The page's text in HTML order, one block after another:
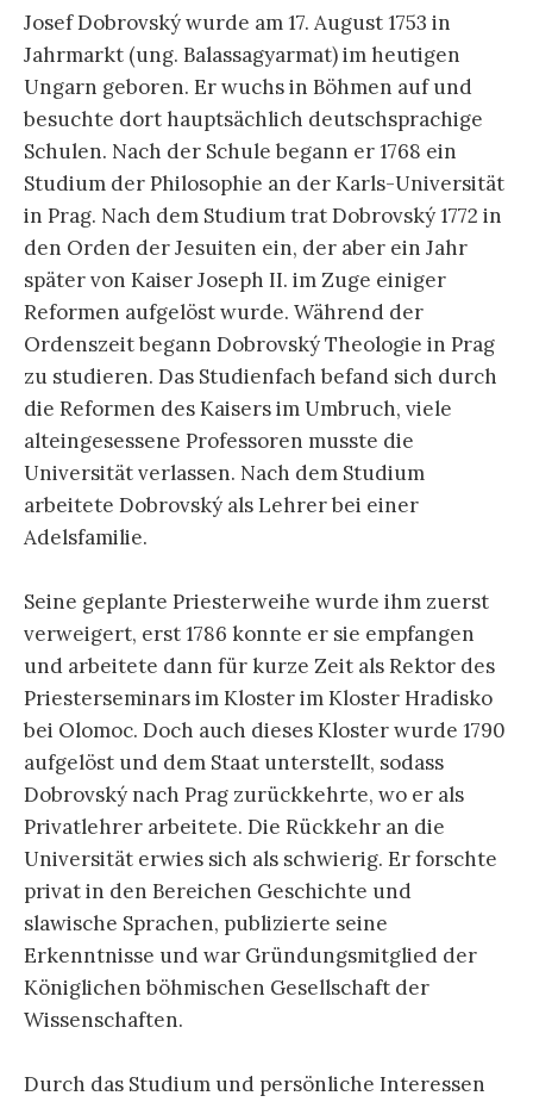
Josef Dobrovský wurde am 17. August 1753 in
Jahrmarkt (ung. Balassagyarmat) im heutigen
Ungarn geboren. Er wuchs in Böhmen auf und
besuchte dort hauptsächlich deutschsprachige
Schulen. Nach der Schule begann er 1768 ein
Studium der Philosophie an der Karls-Universität
in Prag. Nach dem Studium trat Dobrovský 1772 in
den Orden der Jesuiten ein, der aber ein Jahr
später von Kaiser Joseph II. im Zuge einiger
Reformen aufgelöst wurde. Während der
Ordenszeit begann Dobrovský Theologie in Prag
zu studieren. Das Studienfach befand sich durch
die Reformen des Kaisers im Umbruch, viele
alteingesessene Professoren musste die
Universität verlassen. Nach dem Studium
arbeitete Dobrovský als Lehrer bei einer
Adelsfamilie.
Seine geplante Priesterweihe wurde ihm zuerst
verweigert, erst 1786 konnte er sie empfangen
und arbeitete dann für kurze Zeit als Rektor des
Priesterseminars im Kloster im Kloster Hradisko
bei Olomoc. Doch auch dieses Kloster wurde 1790
aufgelöst und dem Staat unterstellt, sodass
Dobrovský nach Prag zurückkehrte, wo er als
Privatlehrer arbeitete. Die Rückkehr an die
Universität erwies sich als schwierig. Er forschte
privat in den Bereichen Geschichte und
slawische Sprachen, publizierte seine
Erkenntnisse und war Gründungsmitglied der
Königlichen böhmischen Gesellschaft der
Wissenschaften.
Durch das Studium und persönliche Interessen